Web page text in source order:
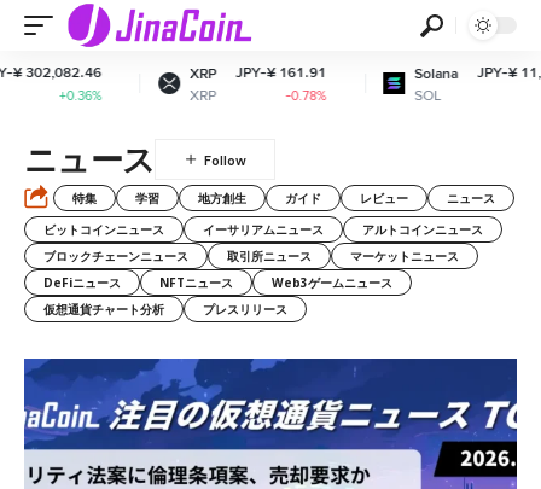
XRP
XRP
JPY-¥ 161.91
Solana
SOL
JPY-¥
ニュース
特集 学習 地方創生 ガイド レビュー
ニュース
ビットコインニュース
イーサリアムニュース
アルトコインニュース
ブロックチェーンニュース
取引所ニュース
マーケットニュース
DeFiニュース
NFTニュース
Web3ゲームニュース
仮想通貨チャート分析
プレスリリース